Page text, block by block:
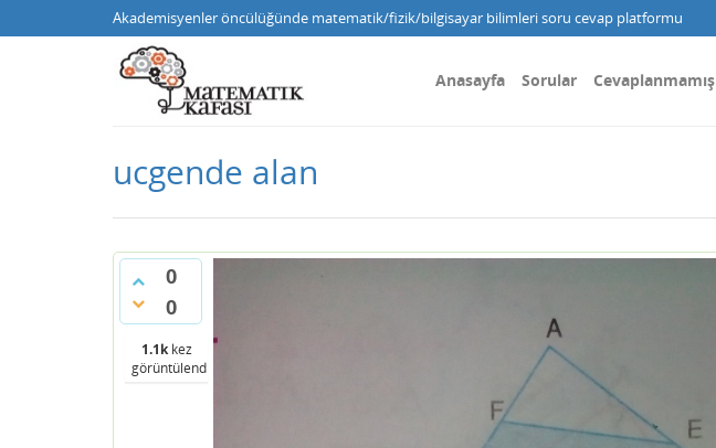
Akademisyenler öncülüğünde matematik/fizik/bilgisayar bilimleri soru cevap platformu
Anasayfa Sorular Cevaplanmamış
ucgende alan
0
0
1.1kkez
görüntülendi